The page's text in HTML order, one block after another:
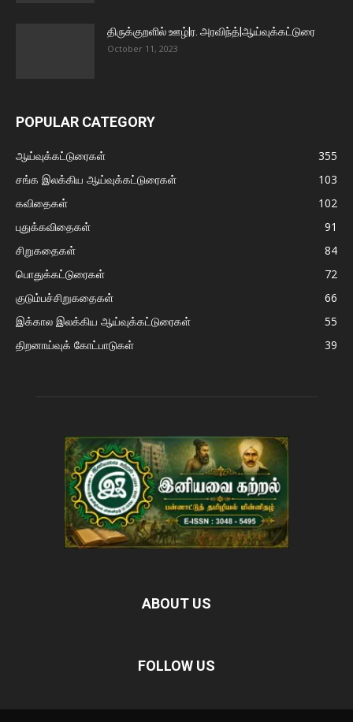
திருக்குறளில் ஊழ்|ர. அரவிந்த்|ஆய்வுக்கட்டுரை
October 11, 2023
POPULAR CATEGORY
ஆய்வுக்கட்டுரைகள்
355
சங்க இலக்கிய ஆய்வுக்கட்டுரைகள்
103
கவிதைகள்
102
புதுக்கவிதைகள்
91
சிறுகதைகள்
84
பொதுக்கட்டுரைகள்
72
குடும்பச்சிறுகதைகள்
66
இக்கால இலக்கிய ஆய்வுக்கட்டுரைகள்
55
திறனாய்வுக் கோட்பாடுகள்
39
ABOUT US
FOLLOW US